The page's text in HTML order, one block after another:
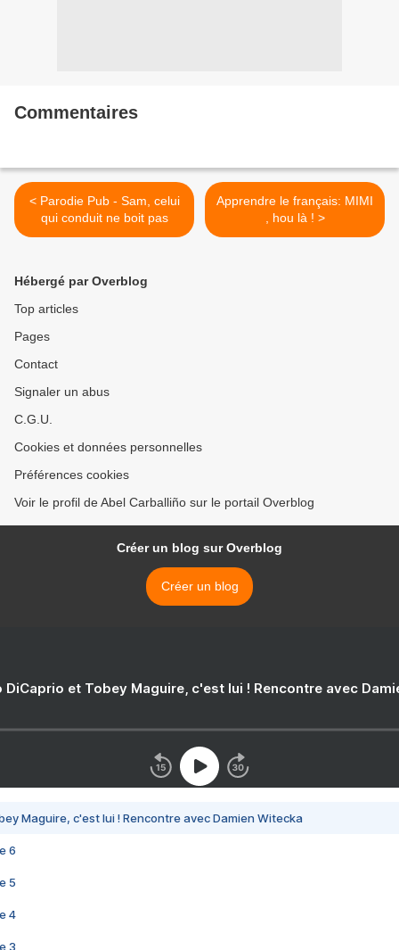
Commentaires
< Parodie Pub - Sam, celui
qui conduit ne boit pas
Apprendre le français: MIMI
, hou là ! >
Hébergé par Overblog
Top articles
Pages
Contact
Signaler un abus
C.G.U.
Cookies et données personnelles
Préférences cookies
Voir le profil de Abel Carballiño sur le portail Overblog
Créer un blog sur Overblog
Créer un blog
DiCaprio et Tobey Maguire, c'est lui ! Rencontre avec
Maguire, c'est lui ! Rencontre avec Damien Witecka
6
5
4
3